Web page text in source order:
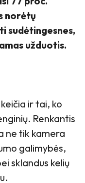
norėtų
sudėtingesnes,
užduotis.
ir tai, ko
Renkantis
ne tik kamera
galimybės,
sklandus kelių